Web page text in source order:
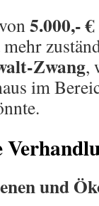
5.000,- €
Zwang,
im
und